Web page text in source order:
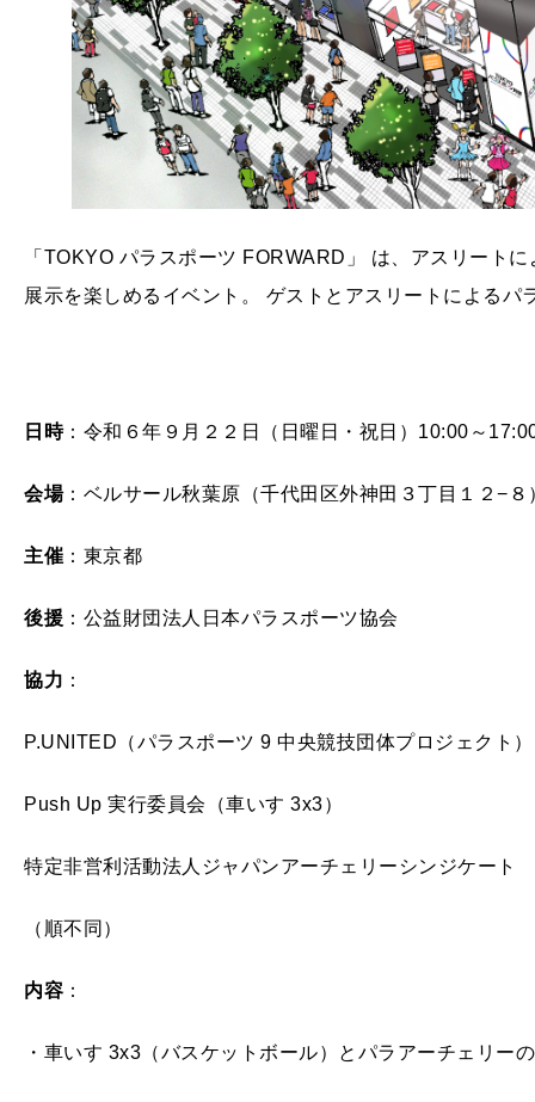
「TOKYO パラスポーツ FORWARD」 は、アスリート
展示を楽しめるイベント。 ゲストとアスリートによる
日時：令和６年９月２２日（日曜日・祝日）10:00～
会場：ベルサール秋葉原（千代田区外神田３丁目１２−
主催 ：東京都
後援 ：公益財団法人日本パラスポーツ協会
協力 ：
P.UNITED（パラスポーツ 9 中央競技団体プロジェクト）
Push Up 実行委員会（車いす 3x3）
特定非営利活動法人ジャパンアーチェリーシンジケート
（順不同）
内容 ：
・車いす 3x3（バスケットボール）とパラアーチェリー